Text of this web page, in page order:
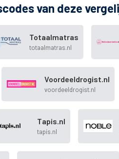
van deze
Totaalmatras
totaalmatras.nl
Voordeeldrogist.nl
voordeeldrogist.nl
Tapis.nl
tapis.nl